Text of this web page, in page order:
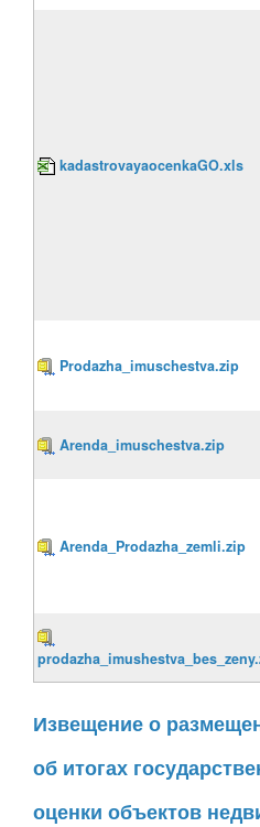
kadastrovayaocenkaGO.xls
Prodazha_imuschestva.zip
Arenda_imuschestva.zip
Arenda_Prodazha_zemli.zip
Извещение о
об итогах
оценки объектов